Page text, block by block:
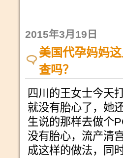
2015年3月19日
美国代孕妈妈
查吗？
四川的王女士今天
就没有胎心了，她
生说的那样去做个
没有胎心，流产清
成这样的做法，同